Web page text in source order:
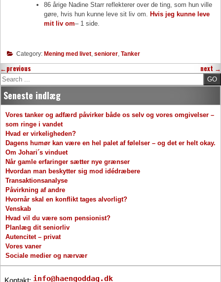
86 årige Nadine Starr reflekterer over de ting, som hun ville
gøre, hvis hun kunne leve sit liv om.Hvis jeg kunne leve
mit liv om– 1 side.
Category: Mening med livet, seniorer, Tanker
←previous next →
Search
Seneste indlæg
Vores tanker og adfærd påvirker både os selv og vores omgivelser –
som ringe i vandet
Hvad er virkeligheden?
Dagens humør kan være en hel palet af følelser – og det er helt okay.
Om Johari´s vinduet
Når gamle erfaringer sætter nye grænser
Hvordan man beskytter sig mod idédræbere
Transaktionsanalyse
Påvirkning af andre
Hvornår skal en konflikt tages alvorligt?
Venskab
Hvad vil du være som pensionist?
Planlæg dit seniorliv
Autencitet – privat
Vores vaner
Sociale medier og nærvær
Kontakt: info@haengoddag.dk